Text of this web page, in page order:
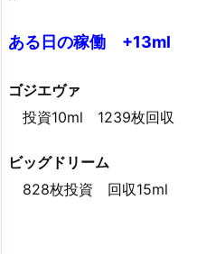
ある日の稼働 +13ml
ゴジエヴァ
投資10ml 1239枚回収
ビッグドリーム
828枚投資 回収15ml